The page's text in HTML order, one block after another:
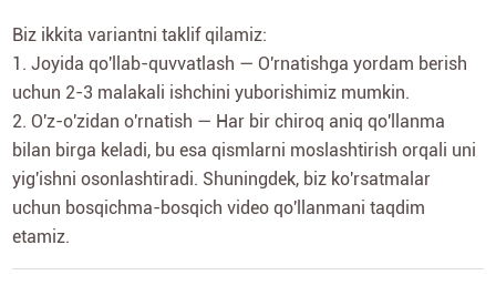
Biz ikkita variantni taklif qilamiz:
1. Joyida qo'llab-quvvatlash — O'rnatishga yordam berish
uchun 2-3 malakali ishchini yuborishimiz mumkin.
2. O'z-o'zidan o'rnatish — Har bir chiroq aniq qo'llanma
bilan birga keladi, bu esa qismlarni moslashtirish orqali uni
yig'ishni osonlashtiradi. Shuningdek, biz ko'rsatmalar
uchun bosqichma-bosqich video qo'llanmani taqdim
etamiz.